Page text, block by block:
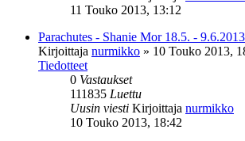
11 Touko 2013, 13:12
Parachutes - Shanie Mor 18.5. - 9.6.2013
Kirjoittaja nurmikko » 10 Touko 2013,
Tiedotteet
0 Vastaukset
111835 Luettu
Uusin viesti Kirjoittaja nurmikko
10 Touko 2013, 18:42